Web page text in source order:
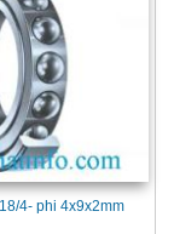
4- phi 4x9x2mm